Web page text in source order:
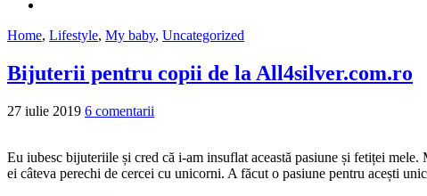
Home, Lifestyle, My baby, Uncategorized
Bijuterii pentru copii de la All4silver.com.ro
27 iulie 2019 6 comentarii
Eu iubesc bijuteriile și cred că i-am insuflat această pasiune și fetiței
ei câteva perechi de cercei cu unicorni. A făcut o pasiune pentru acești